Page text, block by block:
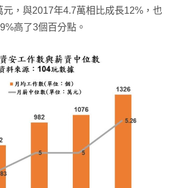
，與2017年4.7萬相比成長12%，也
高了3個百分點。